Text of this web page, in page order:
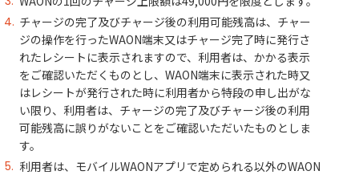
チャージの完了及びチャージ後の利用可能残高は、チャー
ジの操作を行ったWAON端末又はチャージ完了時に発行さ
れたレシートに表示されますので、利用者は、かかる表示
をご確認いただくものとし、WAON端末に表示された時又
はレシートが発行された時に利用者から特段の申し出がな
い限り、利用者は、チャージの完了及びチャージ後の利用
可能残高に誤りがないことをご確認いただいたものとしま
す。
利用者は、モバイルWAONアプリで定められる以外のWAON